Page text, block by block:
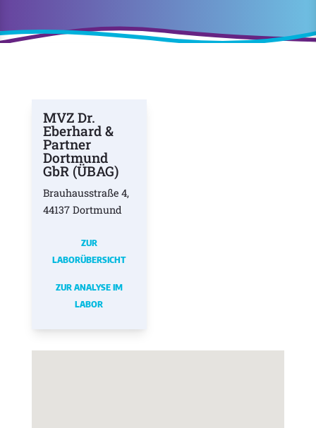
MVZ Dr.
Eberhard &
Partner
Dortmund
GbR (ÜBAG)
Brauhausstraße 4,
44137 Dortmund
ZUR
LABORÜBERSICHT
ZUR ANALYSE IM
LABOR